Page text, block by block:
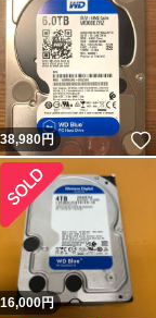
いね！
38,980円
いね！
16,000円